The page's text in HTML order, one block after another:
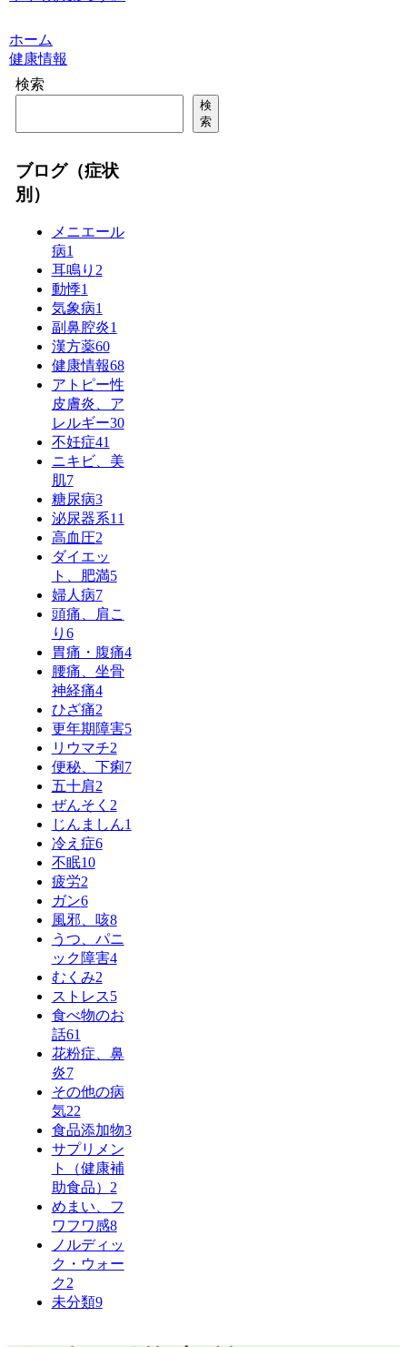
ホーム
健康情報
検索
検
索
ブログ（症状
別）
メニエール
病1
耳鳴り 2
動悸1
気象病1
副鼻腔炎1
漢方薬60
健康情報68
アトピー性
皮膚炎、ア
レルギー30
不妊症41
ニキビ、美
肌7
糖尿病3
泌尿器系11
高血圧2
ダイエッ
ト、肥満5
婦人病7
頭痛、肩こ
り 6
胃痛・腹痛4
腰痛、坐骨
神経痛4
ひざ痛2
更年期障害5
リウマチ2
便秘、下痢7
五十肩2
ぜんそく 2
じんましん1
冷え症6
不眠10
疲労2
ガン6
風邪、咳8
うつ、パニ
ック障害4
むくみ2
ストレス5
食べ物のお
話61
花粉症、鼻
炎7
その他の病
気22
食品添加物3
サプリメン
ト（健康補
助食品） 2
めまい、フ
ワフワ感8
ノルディッ
ク・ウォー
ク2
未分類9